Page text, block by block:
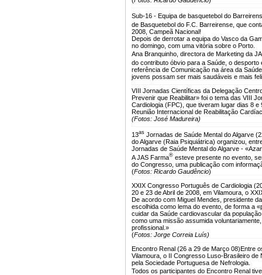
Sub-16 - Equipa de basquetebol do
de Basquetebol do F.C. Barreirense, que
2008, Campeã Nacional!
Depois de derrotar a equipa do Vasco da
no domingo, com uma vitória sobre o Porto.
Ana Branquinho, directora de Marketing da
do contributo óbvio para a Saúde, o
referência de Comunicação na área da
jovens possam ser mais saudáveis e mais
VIII Jornadas Científicas da Delegação
Prevenir que Reabilitar» foi o tema das VIII
Cardiologia (FPC), que tiveram lugar dias 8
Reunião Internacional de Reabilitação
(Fotos: José Madureira)
13as Jornadas de Saúde Mental do Algarve
do Algarve (Raia Psiquiátrica) organizou,
Jornadas de Saúde Mental do Algarve -
A JAS Farma® esteve presente no evento,
do Congresso, uma publicação com
(Fotos: Ricardo Gaudêncio)
XXIX Congresso Português de Cardiologia
20 e 23 de Abril de 2008, em Vilamoura, o
De acordo com Miguel Mendes, presidente
escolhida como lema do evento, de forma a
cuidar da Saúde cardiovascular da
como uma missão assumida
profissional.»
(Fotos: Jorge Correia Luís)
Encontro Renal (26 a 29 de Março 08)Entre
Vilamoura, o II Congresso Luso-Brasileiro
pela Sociedade Portuguesa de Nefrologia.
Todos os participantes do Encontro Renal